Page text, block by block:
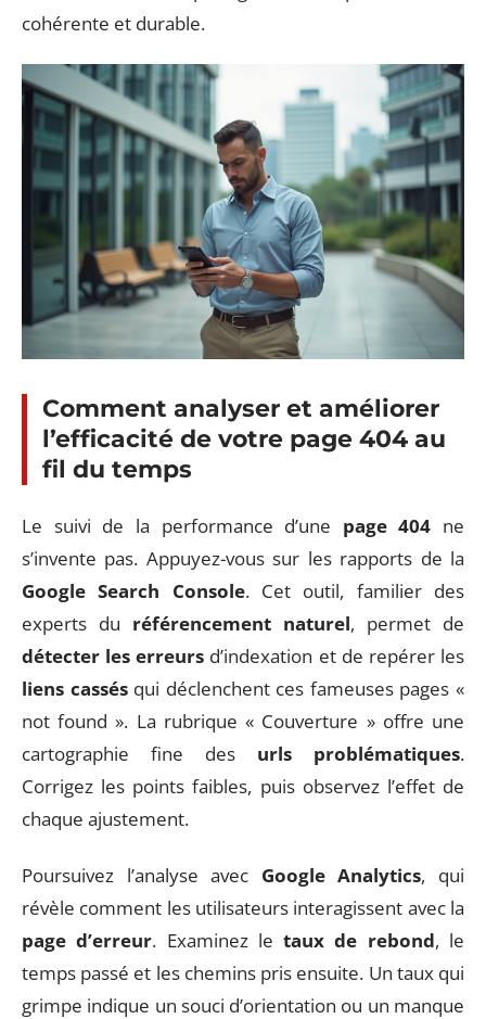
cohérente et durable.
Comment analyser et améliorer
l’efficacité de votre page 404 au
fil du temps
Le suivi de la performance d’une page 404 ne
s’invente pas. Appuyez-vous sur les rapports de la
Google Search Console. Cet outil, familier des
experts du référencement naturel, permet de
détecter les erreurs d’indexation et de repérer les
liens cassésqui déclenchent ces fameuses pages «
not found ». La rubrique « Couverture » offre une
cartographie fine des urls problématiques.
Corrigez les points faibles, puis observez l’effet de
chaque ajustement.
Poursuivez l’analyse avec Google Analytics, qui
révèle comment les utilisateurs interagissent avec la
page d’erreur. Examinez letaux de rebond, le
temps passé et les chemins pris ensuite. Un taux qui
grimpe indique un souci d’orientation ou un manque